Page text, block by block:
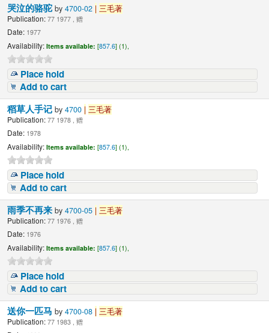
哭泣的骆驼by4700-02 | 三毛著
Publication: 77 1977 , 赠
Date: 1977
Availability: Items available: [857.6] (1),
Place hold
Add to cart
稻草人手记by4700 | 三毛著
Publication: 77 1978 , 赠
Date: 1978
Availability: Items available: [857.6] (1),
Place hold
Add to cart
雨季不再来by4700-05 | 三毛著
Publication: 77 1976 , 赠
Date: 1976
Availability: Items available: [857.6] (1),
Place hold
Add to cart
送你一匹马by4700-08 | 三毛著
Publication: 77 1983 , 赠